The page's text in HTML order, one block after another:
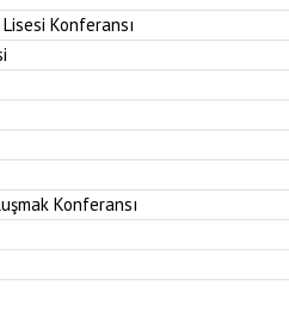
Konferansı
Konferansı